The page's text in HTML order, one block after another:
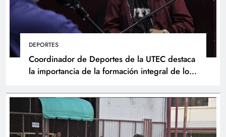
DEPORTES
Coordinador de Deportes de la UTEC destaca
la importancia de la formación integral de los